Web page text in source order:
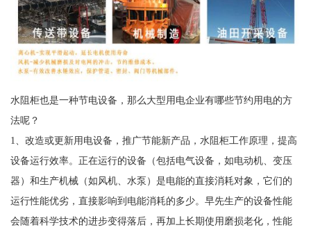
水阻柜也是一种节电设备，那么大型用电企业有哪些节约用电的方
法呢？
1、改造或更新用电设备，推广节能新产品，水阻柜工作原理，提高
设备运行效率。正在运行的设备（包括电气设备，如电动机、变压
器）和生产机械（如风机、水泵）是电能的直接消耗对象，它们的
运行性能优劣，直接影响到电能消耗的多少。早先生产的设备性能
会随着科学技术的进步变得落后，再加上长期使用磨损老化，性能